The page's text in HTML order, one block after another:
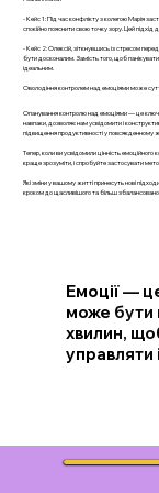
- Кейс 1: Під час конфлікту з колегою Марія
спокійно пояснити свою точку зору. Цей підхід
- Кейс 2: Олексій, зіткнувшись із стресом
бути досконалим. Замість того, щоб
ідеальним.
Оволодіння контролем над емоціями може
Опанування контролю над емоціями — це ключ
навпаки, дозволяє нам усвідомити і
підвищення продуктивності у повсякденному
Тепер, коли ви усвідомили цінність
краще зрозуміти, і спробуйте застосувати
Які зміни у вашому житті принесуть нові
кроком до щасливішого та більш
Емоції —
може бути
хвилин,
управляти